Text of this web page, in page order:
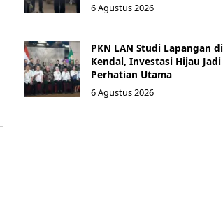
6 Agustus 2026
PKN LAN Studi Lapangan di
Kendal, Investasi Hijau Jadi
Perhatian Utama
6 Agustus 2026